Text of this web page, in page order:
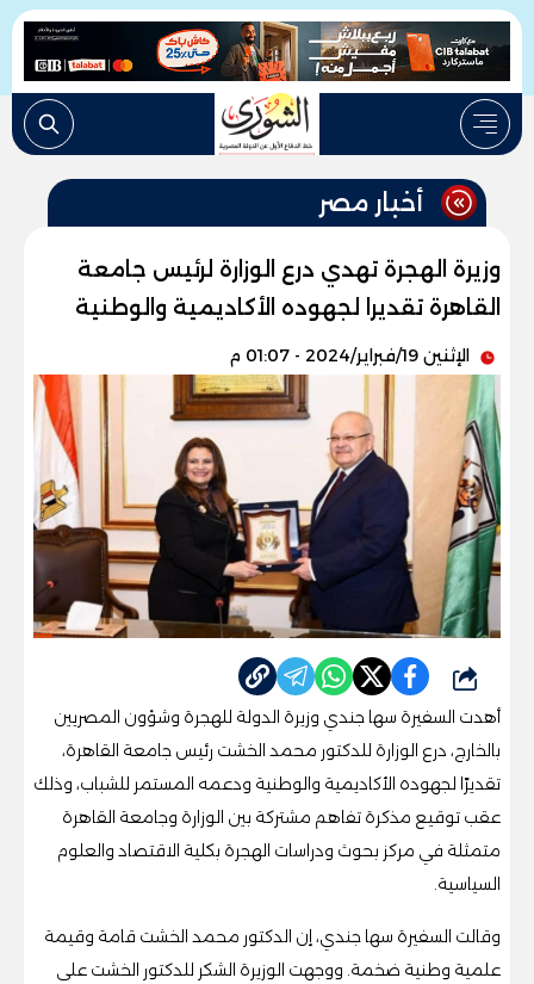
أخبار مصر
وزيرة الهجرة تهدي درع الوزارة لرئيس جامعة
القاهرة تقديرا لجهوده الأكاديمية والوطنية
الإثنين 19/فبراير/2024 - 01:07 م
شارك
أهدت السفيرة سها جندي وزيرة الدولة للهجرة وشؤون المصريين
بالخارج، درع الوزارة للدكتور محمد الخشت رئيس جامعة القاهرة،
تقديرًا لجهوده الأكاديمية والوطنية ودعمه المستمر للشباب، وذلك
عقب توقيع مذكرة تفاهم مشتركة بين الوزارة وجامعة القاهرة
متمثلة في مركز بحوث ودراسات الهجرة بكلية الاقتصاد والعلوم
السياسية.
وقالت السفيرة سها جندي، إن الدكتور محمد الخشت قامة وقيمة
علمية وطنية ضخمة. ووجهت الوزيرة الشكر للدكتور الخشت على